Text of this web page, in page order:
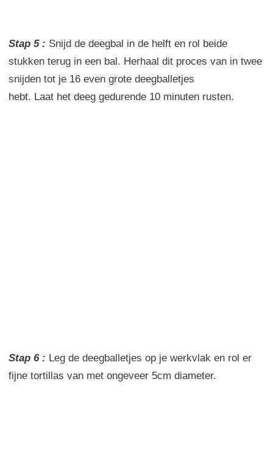
Stap 5 : Snijd de deegbal in de helft en rol beide
stukken terug in een bal. Herhaal dit proces van in twee
snijden tot je 16 even grote deegballetjes
hebt. Laat het deeg gedurende 10 minuten rusten.
Stap 6 : Leg de deegballetjes op je werkvlak en rol er
fijne tortillas van met ongeveer 5cm diameter.